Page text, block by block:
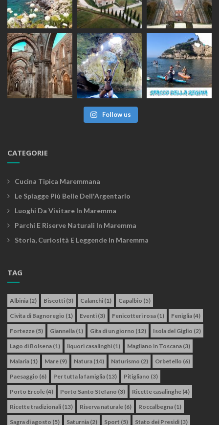
Follow us
CATEGORIE
Cucina Tipica Maremmana
Le Spiagge Più Belle Dell'Argentario
Luoghi Da Visitare In Maremma
Parchi E Riserve Naturali In Maremma
Storia, Curiosità E Leggende In Maremma
TAG
Albinia (2) Biscotti (3) Calanchi (1) Capalbio (5)
Civita di Bagnoregio (1) Eventi (3) Fenicotteri rosa (1) Feniglia (4)
Fortezze (5) Giannella (1) Gita di un giorno (12) Isola del Giglio (2)
Lago di Bolsena (1) liquori casalinghi (1) Magliano in Toscana (3)
Malaria (1) Mare (9) Natura (14) Naturismo (2) Orbetello (6)
Paesaggio (6) Per tutta la famiglia (13) Pitigliano (3)
Porto Ercole (4) Porto Santo Stefano (3) Ricette casalinghe (4)
Ricette tradizionali (13) Riserva naturale (6) Roccalbegna (1)
Sagra di agosto (5) Saturnia (2) Sport (5) Stato dei Presidi (3)